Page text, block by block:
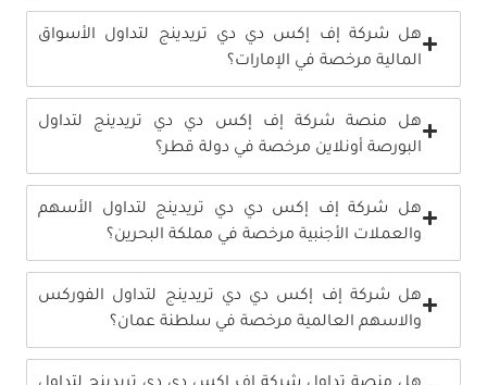
هل شركة إف إكس دي دي تريدينج لتداول الأسواق
المالية مرخصة في الإمارات؟
هل منصة شركة إف إكس دي دي تريدينج لتداول
البورصة أونلاين مرخصة في دولة قطر؟
هل شركة إف إكس دي دي تريدينج لتداول الأسهم
والعملات الأجنبية مرخصة في مملكة البحرين؟
هل شركة إف إكس دي دي تريدينج لتداول الفوركس
والاسهم العالمية مرخصة في سلطنة عمان؟